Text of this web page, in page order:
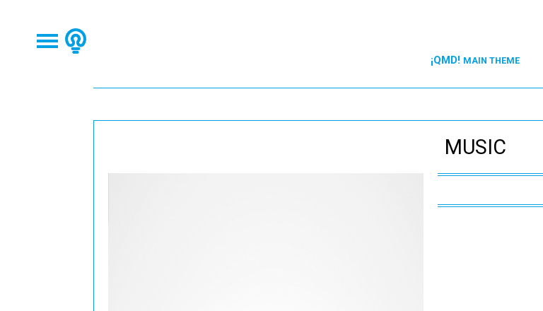
¡QMD! MAIN THEME
MUSIC